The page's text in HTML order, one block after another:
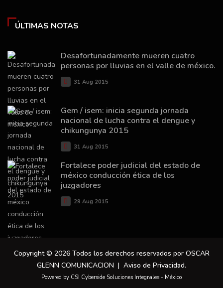
ÚLTIMAS NOTAS
Desafortunadamente mueren cuatro
personas por lluvias en el valle de méxico.
31 Aug 2015
Gem / isem: inicia segunda jornada
nacional de lucha contra el dengue y
chikungunya 2015
31 Aug 2015
Fortalece poder judicial del estado de
méxico conducción ética de los
juzgadores
29 Aug 2015
Copyright © 2026 Todos los derechos reservados por OSCAR
GLENN COMUNICACION | Aviso de Privacidad.
Powered by CSI Cyberside Soluciones Integrales - México